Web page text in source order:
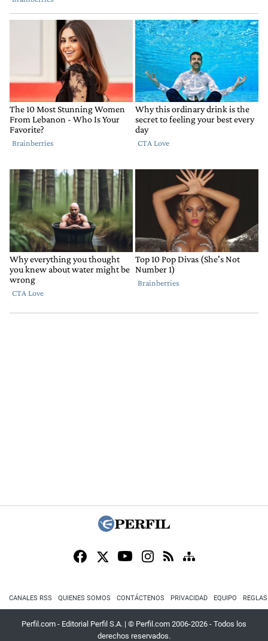
CANALES RSS QUIENES SOMOS CONTÁCTENOS PRIVACIDAD EQUIPO
Perfil.com - Editorial Perfil S.A. | © Perfil.com 2006-2026 - Todos los
derechos reservados.